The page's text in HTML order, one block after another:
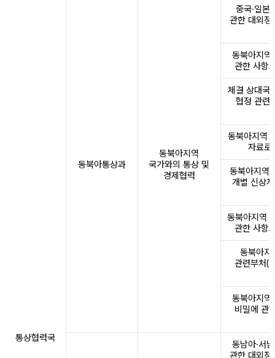
통상협력국
동북아통상과
동북아지역
국가와의 통상 및
경제협력
중국·일본
관한 대외정
동북아지
관한 사항
체결 상대국
협정 관련
동북아지역
자료로
동북아지역
개별 신상
동북아지역
관한 사항
동북아지
관련부처(
동북아지역
비밀에 관
동남아·서
관한 대외정